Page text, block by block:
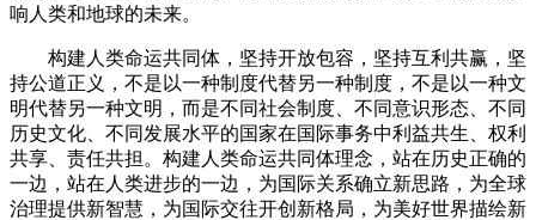
响人类和地球的未来。
构建人类命运共同体，坚持开放包容，坚持互利共赢，坚
持公道正义，不是以一种制度代替另一种制度，不是以一种文
明代替另一种文明，而是不同社会制度、不同意识形态、不同
历史文化、不同发展水平的国家在国际事务中利益共生、权利
共享、责任共担。构建人类命运共同体理念，站在历史正确的
一边，站在人类进步的一边，为国际关系确立新思路，为全球
治理提供新智慧，为国际交往开创新格局，为美好世界描绘新